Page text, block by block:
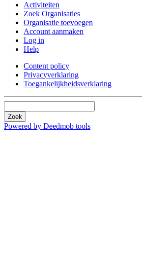
Activiteiten
Zoek Organisaties
Organisatie toevoegen
Account aanmaken
Log in
Help
Content policy
Privacyverklaring
Toegankelijkheidsverklaring
Zoek
Powered by Deedmob tools